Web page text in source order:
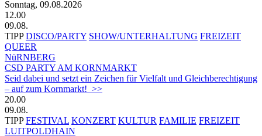
Sonntag, 09.08.2026
12.00
09.08.
TIPP DISCO/PARTY SHOW/UNTERHALTUNG FREIZEIT
QUEER
NüRNBERG
CSD PARTY AM KORNMARKT
Seid dabei und setzt ein Zeichen für Vielfalt und Gleichberechtigung
– auf zum Kornmarkt! >>
20.00
09.08.
TIPP FESTIVAL KONZERT KULTUR FAMILIE FREIZEIT
LUITPOLDHAIN